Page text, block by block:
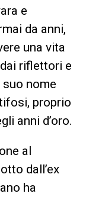
e
da anni,
una vita
riflettori e
nome
proprio
anni d’oro.
al
dall’ex
ha